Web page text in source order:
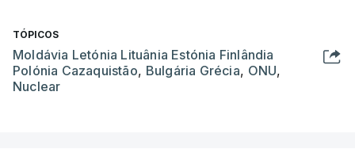
TÓPICOS
Moldávia Letónia Lituânia Estónia Finlândia
Polónia Cazaquistão, Bulgária Grécia, ONU,
Nuclear